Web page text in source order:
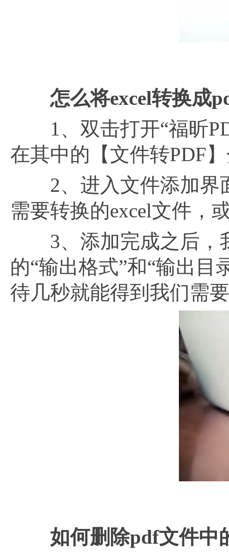
怎么将excel转换成
1、双击打开“福昕
在其中的【文件转PDF
2、进入文件添加界面
需要转换的excel文件，
3、添加完成之后，
的“输出格式”和“输出目
待几秒就能得到我们需
如何删除pdf文件中